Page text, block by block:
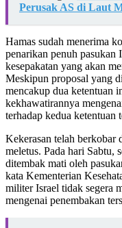
Perusak AS di Laut
Hamas sudah menerima
penarikan penuh pasukan
kesepakatan yang akan
Meskipun proposal yang
mencakup dua ketentuan
kekhawatirannya
terhadap kedua ketentuan
Kekerasan telah berkobar
meletus. Pada hari Sabtu,
ditembak mati oleh
kata Kementerian
militer Israel tidak segera
mengenai penembakan